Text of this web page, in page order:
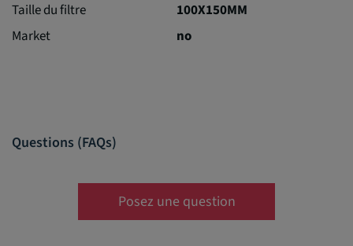
Taille du filtre
100X150MM
Market
no
Questions (FAQs)
Posez une question